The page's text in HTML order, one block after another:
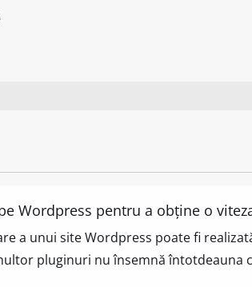
Wordpress pentru a obține o
a unui site Wordpress poate fi
pluginuri nu însemnă întotdeauna